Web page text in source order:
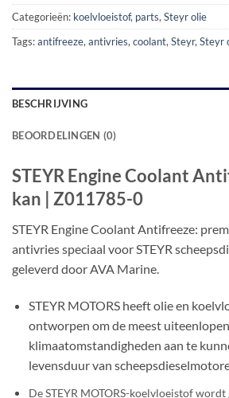
Categorieën: koelvloeistof, parts, Steyr olie
Tags:antifreeze, antivries, coolant, Steyr, Steyr
BESCHRIJVING
BEOORDELINGEN (0)
STEYR Engine Coolant
kan | Z011785-0
STEYR Engine Coolant Antifreeze:
antivries speciaal voor STEYR
geleverd door AVA Marine.
STEYR MOTORS heeft olie en
ontworpen om de meest
klimaatomstandigheden aan te
levensduur van
De STEYR MOTORS-koelvloeistof wordt